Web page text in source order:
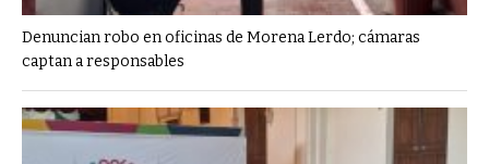
Denuncian robo en oficinas de Morena Lerdo; cámaras
captan a responsables